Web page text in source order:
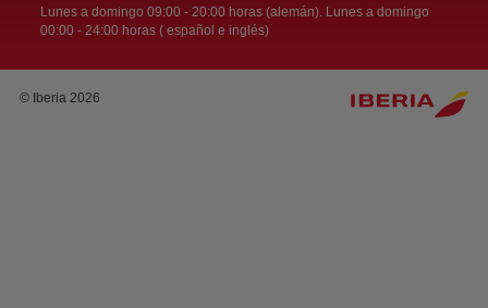
Lunes a domingo 09:00 - 20:00 horas (alemán). Lunes a domingo
00:00 - 24:00 horas ( español e inglés)
© Iberia 2026